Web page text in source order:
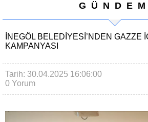
GÜNDEM
İNEGÖL BELEDIYESI’NDEN GAZZE
KAMPANYASI
Tarih: 30.04.2025 16:06:00
0 Yorum